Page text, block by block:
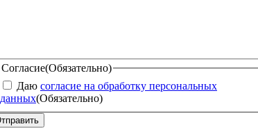
Согласие(Обязательно)
Даю согласие на обработку персональных
данных(Обязательно)